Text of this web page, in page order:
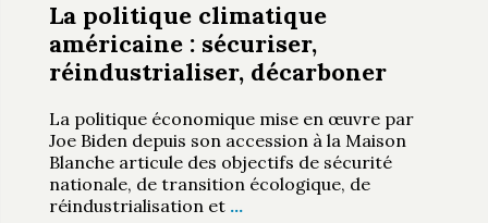
La politique climatique
américaine : sécuriser,
réindustrialiser, décarboner
La politique économique mise en œuvre par
Joe Biden depuis son accession à la Maison
Blanche articule des objectifs de sécurité
nationale, de transition écologique, de
réindustrialisation et …